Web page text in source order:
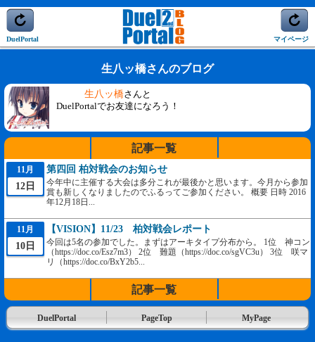
DuelPortal マイページ
生八ッ橋さんのブログ
生八ッ橋さんと
DuelPortalでお友達になろう！
記事一覧
11月
12日
第四回 柏対戦会のお知らせ
今年中に主催する大会は多分これが最後かと思います。今月から参加
賞も新しくなりましたのでふるってご参加ください。 概要 日時 2016
年12月18日...
11月
10日
【VISION】11/23 柏対戦会レポート
今回は5名の参加でした。まずはアーキタイプ分布から。 1位 神コン
（https://doc.co/Esz7m3） 2位 難題（https://doc.co/sgVC3u） 3位 咲マ
リ（https://doc.co/BxY2b5...
記事一覧
DuelPortal PageTop MyPage